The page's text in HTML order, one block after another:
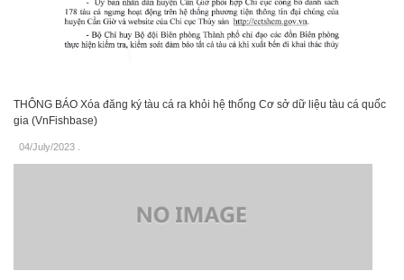
THÔNG BÁO Xóa đăng ký tàu cá ra khỏi hệ thống Cơ sở dữ liệu tàu cá quốc
gia (VnFishbase)
04/July/2023